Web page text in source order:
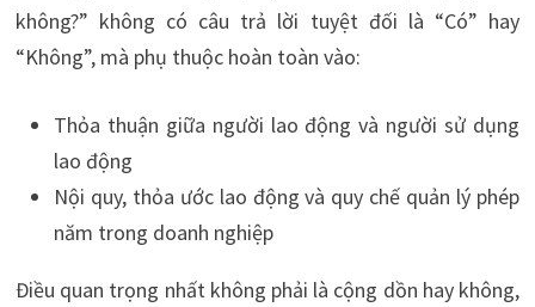
không?” không có câu trả lời tuyệt đối là “Có” hay
“Không”, mà phụ thuộc hoàn toàn vào:
Thỏa thuận giữa người lao động và người sử dụng
lao động
Nội quy, thỏa ước lao động và quy chế quản lý phép
năm trong doanh nghiệp
Điều quan trọng nhất không phải là cộng dồn hay không,